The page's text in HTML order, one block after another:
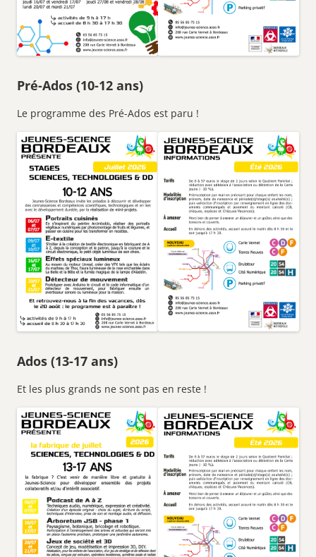
Pré-Ados (10-12 ans)
Le programme des Pré-Ados est paru !
Ados (13-17 ans)
Et les plus grands ne sont pas en reste !